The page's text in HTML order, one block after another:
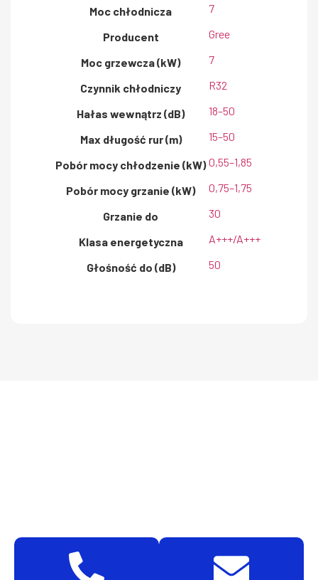
Moc chłodnicza 7
Producent Gree
Moc grzewcza (kW) 7
Czynnik chłodniczy R32
Hałas wewnątrz (dB) 18–50
Max długość rur (m) 15–50
Pobór mocy chłodzenie (kW) 0,55–1,85
Pobór mocy grzanie (kW) 0,75–1,75
Grzanie do 30
Klasa energetyczna A+++/A+++
Głośność do (dB) 50